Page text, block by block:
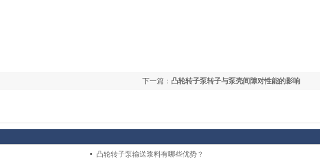
下一篇： 凸轮转子泵转子与泵壳间隙对性能的影响
凸轮转子泵输送浆料有哪些优势？